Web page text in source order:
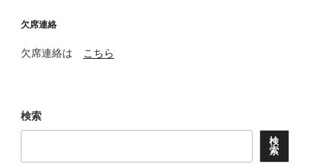
ン
欠席連絡
欠席連絡は こちら
検索
検
索